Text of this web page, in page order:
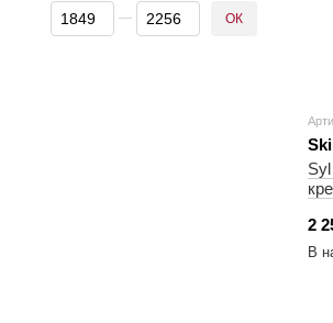
2
В
Від Ціна, грн
До Ціна, грн ОК